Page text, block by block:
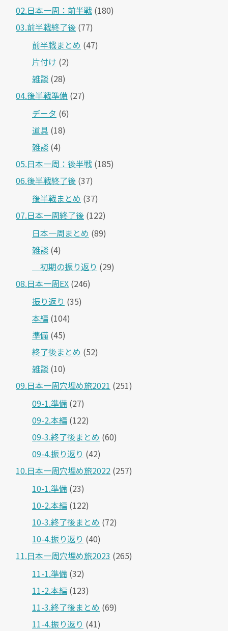
02.日本一周：前半戦 (180)
03.前半戦終了後 (77)
前半戦まとめ (47)
片付け (2)
雑談 (28)
04.後半戦準備 (27)
データ (6)
道具 (18)
雑談 (4)
05.日本一周：後半戦 (185)
06.後半戦終了後 (37)
後半戦まとめ (37)
07.日本一周終了後 (122)
日本一周まとめ (89)
雑談 (4)
＿初期の振り返り (29)
08.日本一周EX (246)
振り返り (35)
本編 (104)
準備 (45)
終了後まとめ (52)
雑談 (10)
09.日本一周穴埋め旅2021 (251)
09-1.準備 (27)
09-2.本編 (122)
09-3.終了後まとめ (60)
09-4.振り返り (42)
10.日本一周穴埋め旅2022 (257)
10-1.準備 (23)
10-2.本編 (122)
10-3.終了後まとめ (72)
10-4.振り返り (40)
11.日本一周穴埋め旅2023 (265)
11-1.準備 (32)
11-2.本編 (123)
11-3.終了後まとめ (69)
11-4.振り返り (41)